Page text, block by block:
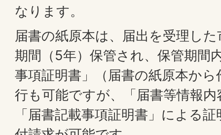
なります。
届書の紙原本は、届出を受理し
期間（5年）保管され、保管期間
事項証明書」（届書の紙原本か
行も可能ですが、「届書等情報
「届書記載事項証明書」による